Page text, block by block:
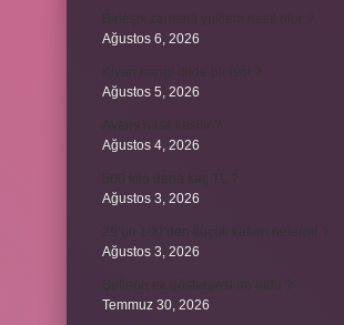
Ağustos 6, 2026
Ağustos 5, 2026
Ağustos 4, 2026
Ağustos 3, 2026
Ağustos 3, 2026
Temmuz 30, 2026